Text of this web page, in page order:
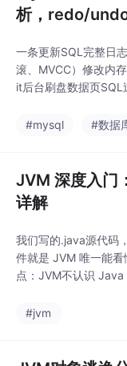
析，redo/
一条更新SQL完整日
滚、MVCC）修改内
it后台刷盘数据页
本；redo log 基于
#mysql #数据
JVM 深度入门
详解
我们写的.java源代码
件就是 JVM 唯一能看
点：JVM不认识 Java
看的，Class字节码是
#jvm